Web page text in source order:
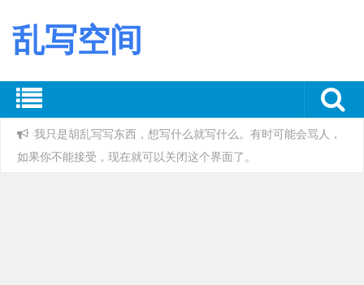
乱写空间
我只是胡乱写写东西，想写什么就写什么。有时可能会骂人，
如果你不能接受，现在就可以关闭这个界面了。